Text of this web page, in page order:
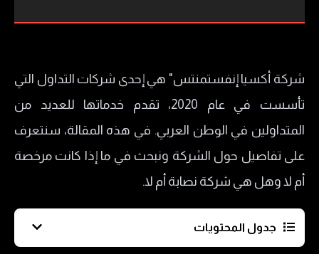
شركة أكسيا إنفستمنتس" هي إحدى شركات التداول التي
تأسست في عام 2020، تقدم خدماتها للعديد من
المتداولين في الوطن العربي. في هذه المقالة، سنتعرف
على تفاصيل حول الشركة ونبحث في ما إذا كانت مرخصة
أم لا وهل هي شركة نصابة أم لا.
جدول المحتويات